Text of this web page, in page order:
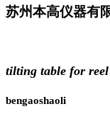
苏州本高仪器有
tilting table for
bengaoshaoli